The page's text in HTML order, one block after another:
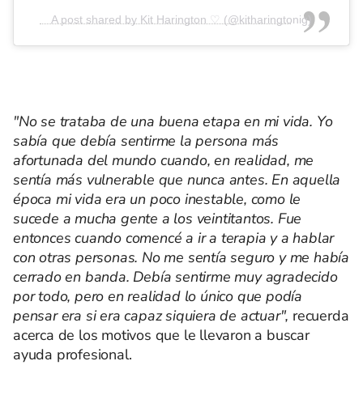
A post shared by Kit Harington ♡ (@kitharingtonig)
"No se trataba de una buena etapa en mi vida. Yo
sabía que debía sentirme la persona más
afortunada del mundo cuando, en realidad, me
sentía más vulnerable que nunca antes. En aquella
época mi vida era un poco inestable, como le
sucede a mucha gente a los veintitantos. Fue
entonces cuando comencé a ir a terapia y a hablar
con otras personas. No me sentía seguro y me había
cerrado en banda. Debía sentirme muy agradecido
por todo, pero en realidad lo único que podía
pensar era si era capaz siquiera de actuar", recuerda
acerca de los motivos que le llevaron a buscar
ayuda profesional.